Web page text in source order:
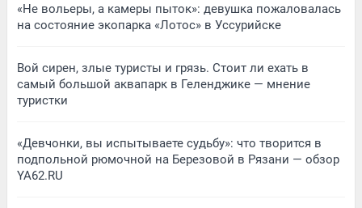
«Не вольеры, а камеры пыток»: девушка пожаловалась
на состояние экопарка «Лотос» в Уссурийске
Вой сирен, злые туристы и грязь. Стоит ли ехать в
самый большой аквапарк в Геленджике — мнение
туристки
«Девчонки, вы испытываете судьбу»: что творится в
подпольной рюмочной на Березовой в Рязани — обзор
YA62.RU